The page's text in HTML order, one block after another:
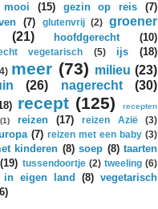
mooi
(15) gezin op reis
(7)
(7) glutenvrij (2)
groener
(21) hoofdgerecht (10)
vegetarisch (5) ijs (18)
meer (73) milieu (23)
(26) nagerecht (30)
recept (125)
recepten
(1) reizen (17) reizen Azië (3)
(7) reizen met een baby (3)
kinderen (8) soep (8) taarten
(19) tussendoortje (2) tweeling (6)
in eigen land (8) vegetarisch